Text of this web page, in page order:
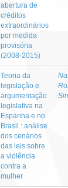
abertura de
créditos
extraordinários
por medida
provisória
(2008-2015)
Teoria da
legislação e
argumentação
legislativa na
Espanha e no
Brasil : análise
dos cenários
das leis sobre
a violência
contra a
mulher